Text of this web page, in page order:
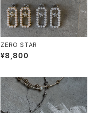
ZERO STAR
¥8,800